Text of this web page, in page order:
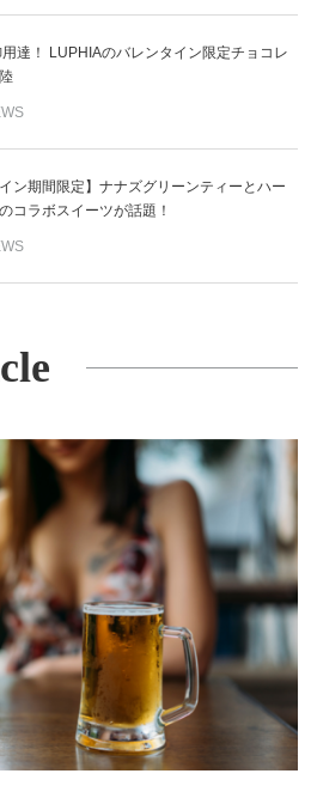
達！ LUPHIAのバレンタイン限定チョコレ
イン期間限定】ナナズグリーンティーとハー
コラボスイーツが話題！